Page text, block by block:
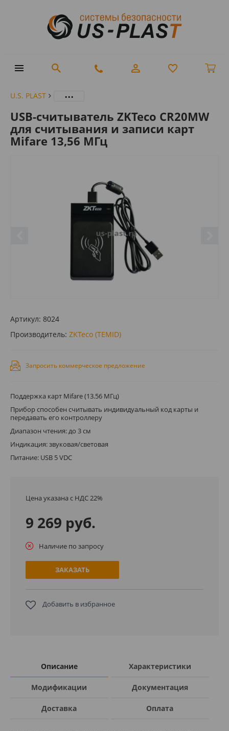
U.S. PLAST ...
USB-считыватель ZKTeco CR20MW
для считывания и записи карт
Mifare 13,56 МГц
Артикул: 8024
Производитель: ZKTeco (TEMID)
Запросить коммерческое предложение
Поддержка карт Mifare (13.56 МГц)
Прибор способен считывать индивидуальный код карты и
передавать его контроллеру
Диапазон чтения: до 3 см
Индикация: звуковая/световая
Питание: USB 5 VDC
Цена указана с НДС 22%
9 269 руб.
Наличие по запросу
ЗАКАЗАТЬ
Добавить в избранное
Описание Характеристики
Модификации Документация
Доставка Оплата